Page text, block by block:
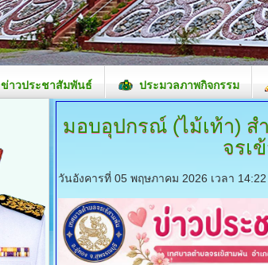
ข่าวประชาสัมพันธ์ ประมวลภาพกิจกรรม
มอบอุปกรณ์ (ไม้เท้า)
จรเ
วันอังคารที่ 05 พฤษภาคม 2026 เวลา 14:22